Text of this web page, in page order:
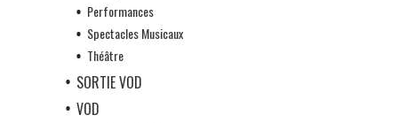
Performances
Spectacles Musicaux
Théâtre
SORTIE VOD
VOD